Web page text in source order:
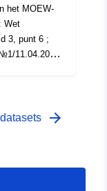
het MOEW-
Wet
3, punt 6 ;
11.04.2011
arrow_forward